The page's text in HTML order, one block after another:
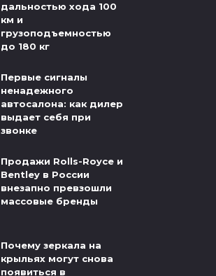
дальностью хода 100
км и
грузоподъемностью
до 180 кг
Первые сигналы
ненадежного
автосалона: как дилер
выдает себя при
звонке
Продажи Rolls-Royce и
Bentley в России
внезапно превзошли
массовые бренды
Почему зеркала на
крыльях могут снова
появиться в